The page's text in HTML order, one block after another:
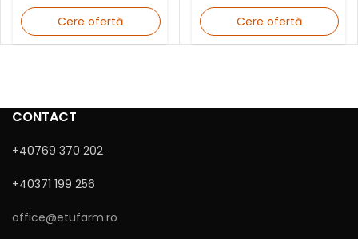
Cere ofertă
Cere ofertă
CONTACT
+40769 370 202
+40371 199 256
office@etufarm.ro